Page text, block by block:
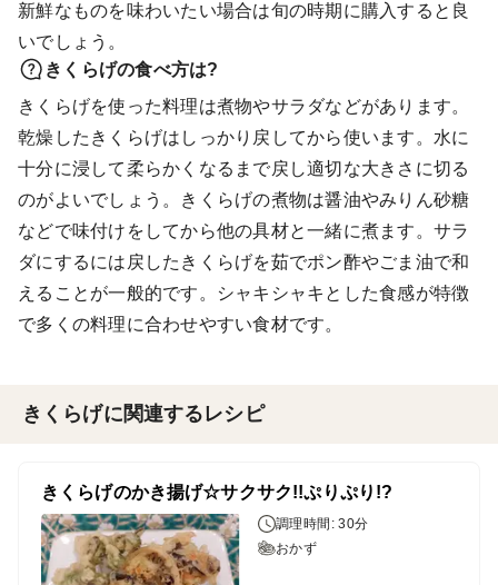
新鮮なものを味わいたい場合は旬の時期に購入すると良
いでしょう。
きくらげの食べ方は?
きくらげを使った料理は煮物やサラダなどがあります。
乾燥したきくらげはしっかり戻してから使います。水に
十分に浸して柔らかくなるまで戻し適切な大きさに切る
のがよいでしょう。きくらげの煮物は醤油やみりん砂糖
などで味付けをしてから他の具材と一緒に煮ます。サラ
ダにするには戻したきくらげを茹でポン酢やごま油で和
えることが一般的です。シャキシャキとした食感が特徴
で多くの料理に合わせやすい食材です。
きくらげに関連するレシピ
きくらげのかき揚げ☆サクサク!!ぷりぷり!?
調理時間: 30分
おかず